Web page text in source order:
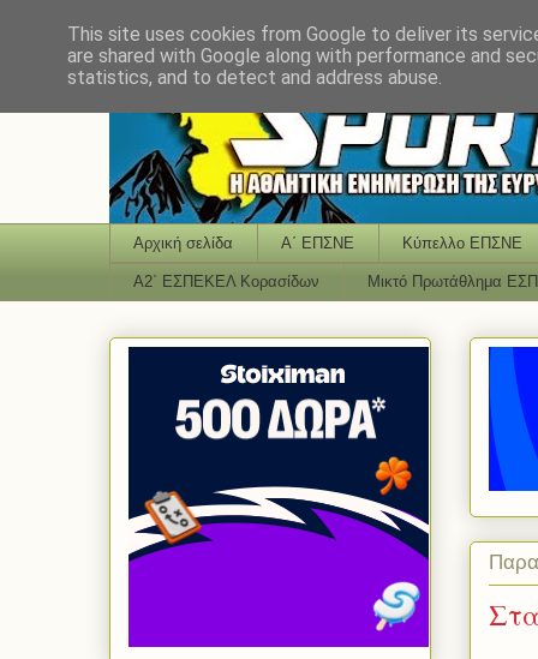
Αρχική σελίδα Α΄ ΕΠΣΝΕ Κύπελλο ΕΠΣΝΕ
Α2΄ ΕΣΠΕΚΕΛ Κορασίδων Μικτό Πρωτάθλημα
This site uses cookies from Google to deliver its
are shared with Google along with performance and
statistics, and to detect and address abuse.